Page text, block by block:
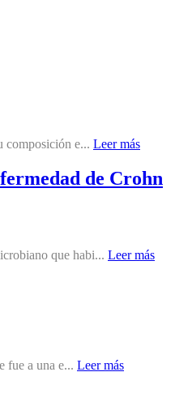
composición e... Leer más
de Crohn
que habi... Leer más
fue a una e... Leer más